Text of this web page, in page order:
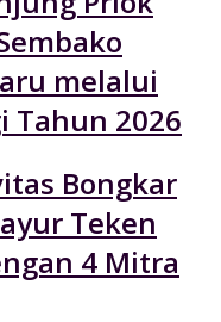
melalui
Tahun 2026
Bongkar
Teken
4 Mitra